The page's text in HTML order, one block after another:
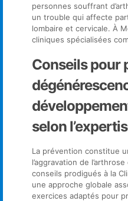
personnes souffrant
un trouble qui affecte
lombaire et cervicale. À
cliniques spécialisées
Conseils pour
selon
La prévention constitue
l’aggravation de
conseils prodigués à la
une approche globale
exercices adaptés pour